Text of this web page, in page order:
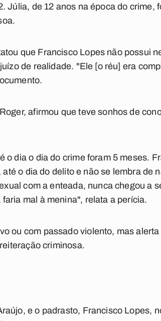
Júlia, de 12 anos na época do crime,
que Francisco Lopes não possui
de realidade. "Ele [o réu] era
afirmou que teve sonhos de
o dia o dia do crime foram 5 meses.
o dia do delito e não se lembra de
com a enteada, nunca chegou a
mal à menina", relata a perícia.
ou com passado violento, mas
criminosa.
e o padrasto, Francisco Lopes,